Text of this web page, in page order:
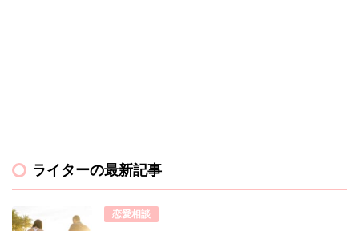
ライターの最新記事
恋愛相談